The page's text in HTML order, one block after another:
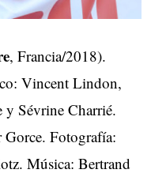
, Francia/2018).
Vincent Lindon,
y Sévrine Charrié.
Fotografía:
Música: Bertrand